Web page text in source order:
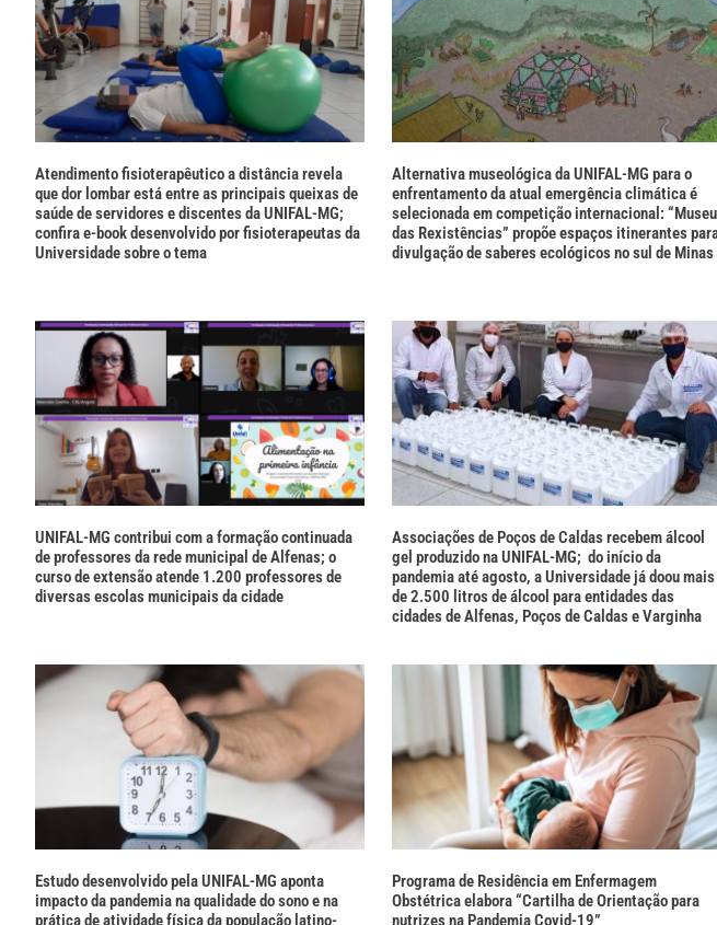
Atendimento fisioterapêutico a distância revela
que dor lombar está entre as principais queixas de
saúde de servidores e discentes da UNIFAL-MG;
confira e-book desenvolvido por fisioterapeutas da
Universidade sobre o tema
Alternativa museológica da UNIFAL-MG para o
enfrentamento da atual emergência climática é
selecionada em competição internacional: “Museu
das Rexistências” propõe espaços itinerantes
divulgação de saberes ecológicos no sul de Minas
UNIFAL-MG contribui com a formação continuada
de professores da rede municipal de Alfenas; o
curso de extensão atende 1.200 professores de
diversas escolas municipais da cidade
Associações de Poços de Caldas recebem álcool
gel produzido na UNIFAL-MG; do início da
pandemia até agosto, a Universidade já doou mais
de 2.500 litros de álcool para entidades das
cidades de Alfenas, Poços de Caldas e Varginha
Estudo desenvolvido pela UNIFAL-MG aponta
impacto da pandemia na qualidade do sono e na
prática de atividade física da população latino-
Programa de Residência em Enfermagem
Obstétrica elabora “Cartilha de Orientação para
nutrizes na Pandemia Covid-19”